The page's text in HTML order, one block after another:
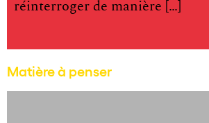
réinterroger de manière […]
Matière à penser